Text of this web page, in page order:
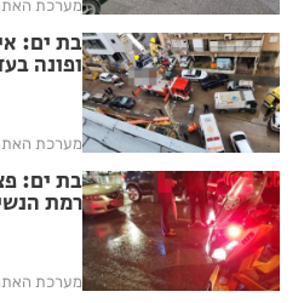
מערכת
בת ים:
ופונה
מערכת
בת ים:
רמת
מערכת